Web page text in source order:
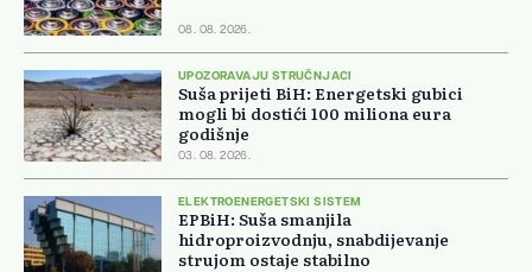
08. 08. 2026.
UPOZORAVAJU STRUČNJACI
Suša prijeti BiH: Energetski gubici
mogli bi dostići 100 miliona eura
godišnje
03. 08. 2026.
ELEKTROENERGETSKI SISTEM
EPBiH: Suša smanjila
hidroproizvodnju, snabdijevanje
strujom ostaje stabilno